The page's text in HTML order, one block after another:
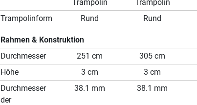
Trampolin
Trampolin
Trampolinform
Rund Rund
Rahmen & Konstruktion
Durchmesser
251 cm 305 cm
Höhe
3 cm 3 cm
Durchmesser
der
38.1 mm 38.1 mm